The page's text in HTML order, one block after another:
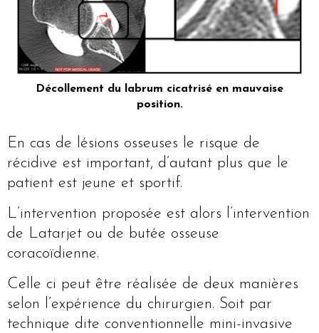
Décollement du labrum cicatrisé en mauvaise
position.
En cas de lésions osseuses le risque de
récidive est important, d’autant plus que le
patient est jeune et sportif.
L’intervention proposée est alors l’intervention
de Latarjet ou de butée osseuse
coracoïdienne.
Celle ci peut être réalisée de deux manières
selon l’expérience du chirurgien. Soit par
technique dite conventionnelle mini-invasive